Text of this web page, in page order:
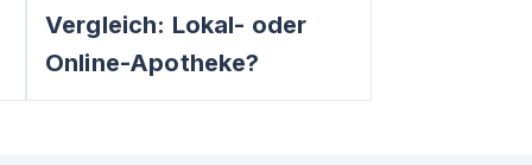
Vergleich: Lokal- oder
Online-Apotheke?